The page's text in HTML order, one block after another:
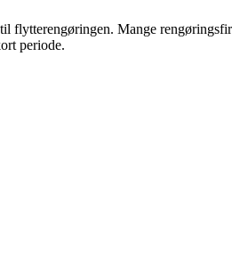
flytterengøringen. Mange
periode.